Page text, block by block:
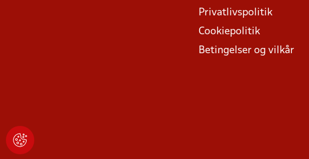
Privatlivspolitik
Cookiepolitik
Betingelser og vilkår